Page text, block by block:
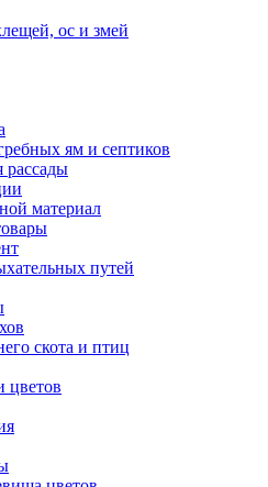
ос и змей
ям и септиков
рассады
материал
путей
скота и птиц
цветов